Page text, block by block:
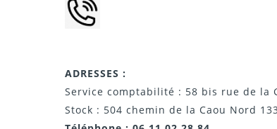
ADRESSES :
Service comptabilité : 58 bis rue de la
Stock : 504 chemin de la Caou Nord